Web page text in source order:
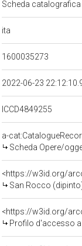
Scheda
ita
1600035273
2022-06-23
ICCD4849255
a-
Scheda Opere/
<https://w3id.org/
San Rocco
<https://w3id.org/
Profilo d'accesso